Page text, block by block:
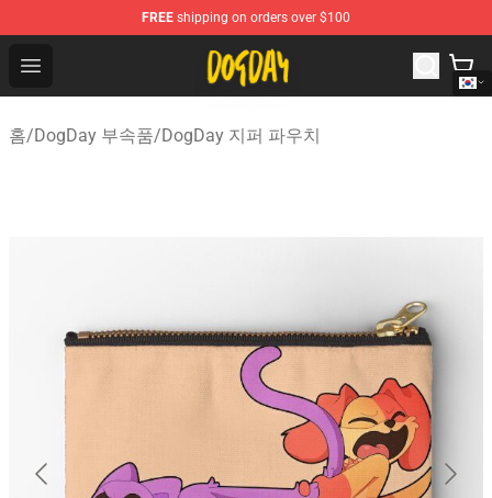
FREE shipping on orders over $100
Open menu
DogDay Store - Official DogDay Merchandise Shop
홈/DogDay 부속품/DogDay 지퍼 파우치